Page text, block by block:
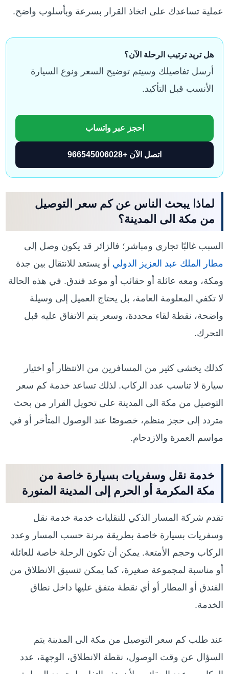
عملية تساعدك على اتخاذ القرار بسرعة وبأسلوب واضح.
هل تريد ترتيب الرحلة الآن؟
أرسل تفاصيلك وسيتم توضيح السعر ونوع السيارة
الأنسب قبل التأكيد.
احجز عبر واتساب
اتصل الآن +966545006028
لماذا يبحث الناس عن كم سعر التوصيل
من مكة الى المدينة؟
السبب غالبًا تجاري ومباشر؛ فالزائر قد يكون وصل إلى
مطار الملك عبد العزيز الدولي أو يستعد للانتقال بين جدة
ومكة، ومعه عائلة أو حقائب أو موعد فندق. في هذه الحالة
لا تكفي المعلومة العامة، بل يحتاج العميل إلى وسيلة
واضحة، نقطة لقاء محددة، وسعر يتم الاتفاق عليه قبل
التحرك.
كذلك يخشى كثير من المسافرين من الانتظار أو اختيار
سيارة لا تناسب عدد الركاب. لذلك تساعد خدمة كم سعر
التوصيل من مكة الى المدينة على تحويل القرار من بحث
متردد إلى حجز منظم، خصوصًا عند الوصول المتأخر أو في
مواسم العمرة والازدحام.
خدمة نقل وسفريات بسيارة خاصة من
مكة المكرمة أو الحرم إلى المدينة المنورة
تقدم شركة المسار الذكي للنقليات خدمة خدمة نقل
وسفريات بسيارة خاصة بطريقة مرنة حسب المسار وعدد
الركاب وحجم الأمتعة. يمكن أن تكون الرحلة خاصة للعائلة
أو مناسبة لمجموعة صغيرة، كما يمكن تنسيق الانطلاق من
الفندق أو المطار أو أي نقطة متفق عليها داخل نطاق
الخدمة.
عند طلب كم سعر التوصيل من مكة الى المدينة يتم
السؤال عن وقت الوصول، نقطة الانطلاق، الوجهة، عدد